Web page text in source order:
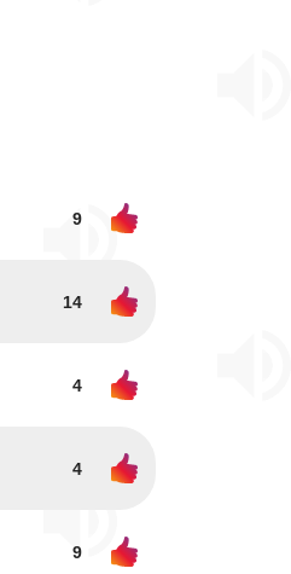
9
14
4
4
9